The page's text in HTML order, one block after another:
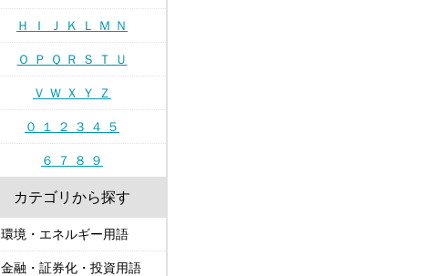
Ｈ Ｉ Ｊ Ｋ Ｌ Ｍ Ｎ
Ｏ Ｐ Ｑ Ｒ Ｓ Ｔ Ｕ
Ｖ Ｗ Ｘ Ｙ Ｚ
０ １ ２ ３ ４ ５
６ ７ ８ ９
カテゴリから探す
環境・エネルギー用語
金融・証券化・投資用語